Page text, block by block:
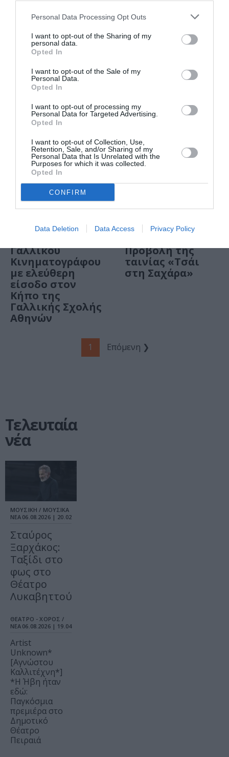
Personal Data Processing Opt Outs
I want to opt-out of the Sharing of my
personal data.
Opted In
I want to opt-out of the Sale of my
Personal Data.
Opted In
I want to opt-out of processing my
Personal Data for Targeted Advertising.
Opted In
I want to opt-out of Collection, Use,
Retention, Sale, and/or Sharing of my
Personal Data that Is Unrelated with the
Purposes for which it was collected.
Opted In
CONFIRM
Data Deletion Data Access Privacy Policy
ΣΙΝΕΜΑ / ΝΕΑ
Κινηματογραφικό
50 χρόνια από
Μεταπολίτευση
στο Πάρκο
Ελευθερίας
Τεχνόπολη
Το πρόγραμμα
ΦΕΣΤΙΒΑΛ / ΝΕΑ
8o Θερινό
Γαλλικού
Κινηματογράφου
με ελεύθερη
είσοδο στον
Κήπο της
Γαλλικής Σχολής
Αθηνών
ΣΙΝΕΜΑ / ΝΕΑ
Αthens Open Air
Προβολή της
ταινίας «Τσάι
στη Σαχάρα»
1 Επόμενη ❯
Τελευταία
νέα
ΜΟΥΣΙΚΗ / ΜΟΥΣΙΚΑ
ΝΕΑ 06.08.2026 | 20.02
Σταύρος
Ξαρχάκος:
Ταξίδι στο
φως στο
Θέατρο
Λυκαβηττού
ΘΕΑΤΡΟ - ΧΟΡΟΣ /
ΝΕΑ 06.08.2026 | 19.04
Artist
Unknown*
[Αγνώστου
Καλλιτέχνη*]
*Η Ήβη ήταν
εδώ:
Παγκόσμια
πρεμιέρα στο
Δημοτικό
Θέατρο
Πειραιά